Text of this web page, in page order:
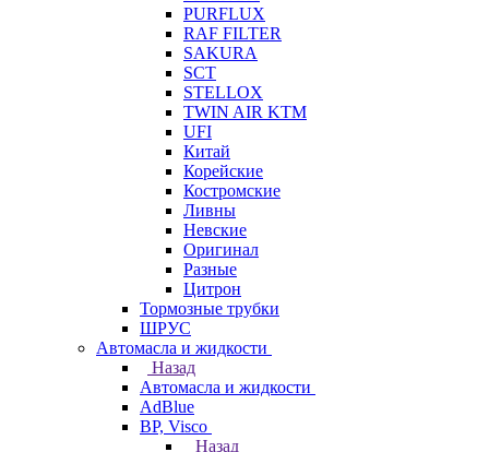
PURFLUX
RAF FILTER
SAKURA
SCT
STELLOX
TWIN AIR KTM
UFI
Китай
Корейские
Костромские
Ливны
Невские
Оригинал
Разные
Цитрон
Тормозные трубки
ШРУС
Автомасла и жидкости
Назад
Автомасла и жидкости
AdBlue
BP, Visco
Назад